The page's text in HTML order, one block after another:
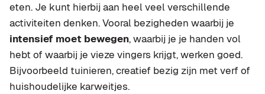
eten. Je kunt hierbij aan heel veel verschillende
activiteiten denken. Vooral bezigheden waarbij je
intensief moet bewegen, waarbij je je handen vol
hebt of waarbij je vieze vingers krijgt, werken goed.
Bijvoorbeeld tuinieren, creatief bezig zijn met verf of
huishoudelijke karweitjes.